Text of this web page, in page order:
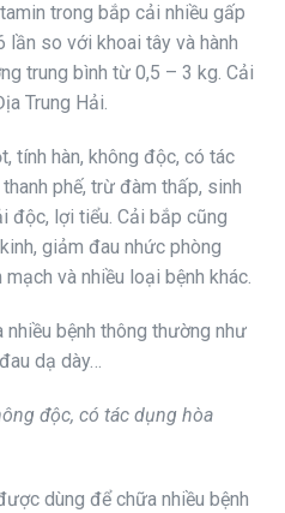
trong bắp cải nhiều gấp
lần so với khoai tây và hành
trung bình từ 0,5 – 3 kg. Cải
Trung Hải.
tính hàn, không độc, có tác
phế, trừ đàm thấp, sinh
độc, lợi tiểu. Cải bắp cũng
giảm đau nhức phòng
và nhiều loại bệnh khác.
bệnh thông thường như
dạ dày…
độc, có tác dụng hòa
dùng để chữa nhiều bệnh